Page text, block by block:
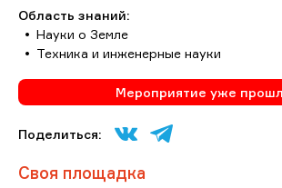
Область знаний:
Науки о Земле
Техника и инженерные науки
Мероприятие уже
Поделиться:
Своя площадка